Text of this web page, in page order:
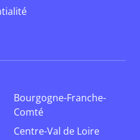
Bourgogne-Franche-
Comté
Centre-Val de Loire